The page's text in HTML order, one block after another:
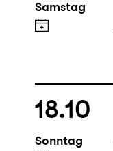
Samstag
18.10
Sonntag